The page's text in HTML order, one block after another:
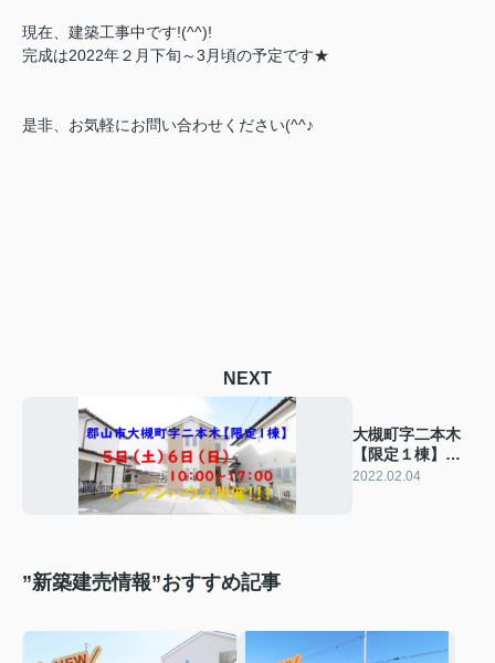
現在、建築工事中です!(^^)!
完成は2022年２月下旬～3月頃の予定です★
是非、お気軽にお問い合わせください(^^♪
NEXT
大槻町字二本木
【限定１棟】オ
ープンハウス開
2022.02.04
”新築建売情報”おすすめ記事